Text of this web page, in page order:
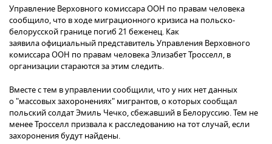
Управление Верховного комиссара ООН по правам человека
сообщило, что в ходе миграционного кризиса на польско-
белорусской границе погиб 21 беженец. Как
заявила официальный представитель Управления Верховного
комиссара ООН по правам человека Элизабет Тросселл, в
организации стараются за этим следить.
Вместе с тем в управлении сообщили, что у них нет данных
о "массовых захоронениях" мигрантов, о которых сообщал
польский солдат Эмиль Чечко, сбежавший в Белоруссию. Тем не
менее Тросселл призвала к расследованию на тот случай, если
захоронения будут найдены.